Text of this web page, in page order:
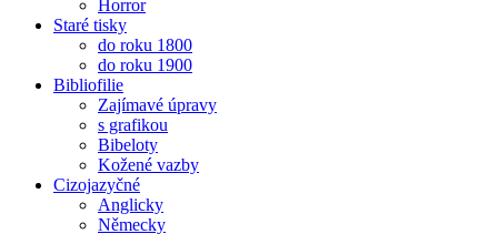
Horror
Staré tisky
do roku 1800
do roku 1900
Bibliofilie
Zajímavé úpravy
s grafikou
Bibeloty
Kožené vazby
Cizojazyčné
Anglicky
Německy